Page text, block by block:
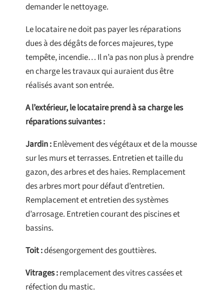
demander le nettoyage.
Le locataire ne doit pas payer les réparations
dues à des dégâts de forces majeures, type
tempête, incendie… Il n’a pas non plus à prendre
en charge les travaux qui auraient dus être
réalisés avant son entrée.
A l’extérieur, le locataire prend à sa charge les
réparations suivantes :
Jardin :Enlèvement des végétaux et de la mousse
sur les murs et terrasses. Entretien et taille du
gazon, des arbres et des haies. Remplacement
des arbres mort pour défaut d’entretien.
Remplacement et entretien des systèmes
d’arrosage. Entretien courant des piscines et
bassins.
Toit :désengorgement des gouttières.
Vitrages :remplacement des vitres cassées et
réfection du mastic.